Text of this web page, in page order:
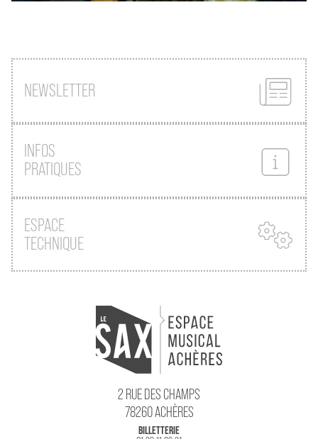
NEWSLETTER
INFOS
PRATIQUES
ESPACE
TECHNIQUE
2 RUE DES CHAMPS
78260 ACHÈRES
BILLETTERIE